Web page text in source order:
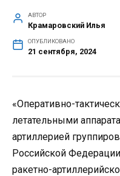
АВТОР
Крамаровский Илья
ОПУБЛИКОВАНО
21 сентября, 2024
«Оперативно-
летательными
артиллерией
Российской
ракетно-